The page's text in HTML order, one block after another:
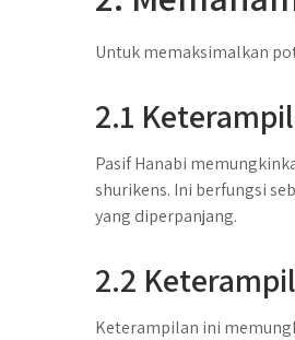
Untuk memaksimalkan
2.1
Pasif Hanabi
shurikens. Ini berfungsi
yang diperpanjang.
2.2
Keterampilan ini